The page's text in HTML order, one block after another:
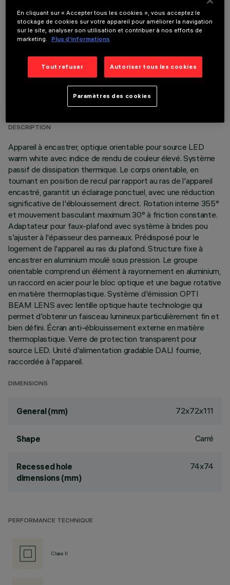
COMPOSANTS OPTIONNELS
DONNÉES TECHNIQUES
DESCRIPTION
Appareil à encastrer, optique orientable pour source LED
warm white avec indice de rendu de couleur élevé. Système
passif de dissipation thermique. Le corps orientable, en
tournant en position de recul par rapport au ras de l'appareil
encastré, garantit un éclairage ponctuel, avec une réduction
significative de l'éblouissement direct. Rotation interne 355°
et mouvement basculant maximum 30° à friction constante.
Adaptateur pour faux-plafond avec système à brides pou
s'ajuster à l'épaisseur des panneaux. Prédisposé pour le
logement de l'appareil au ras du plafond. Structure fixe à
encastrer en aluminium moulé sous pression. Le groupe
orientable comprend un élément à rayonnement en aluminium,
un raccord en acier pour le bloc optique et une bague rotative
en matière thermoplastique. Système d'émission OPTI
BEAM LENS avec lentille optique haute technologie qui
permet d'obtenir un faisceau lumineux particulièrement fin et
bien défini. Écran anti-éblouissement externe en matière
thermoplastique. Verre de protection transparent pour
source LED. Unité d'alimentation gradable DALI fournie,
raccordée à l'appareil.
DIMENSIONS
General (mm) 72x72x111
Shape Carré
Recessed hole
dimensions (mm)
74x74
PERFORMANCE TECHNIQUE
Class II
En cliquant sur « Accepter tous les cookies », vous acceptez le
stockage de cookies sur votre appareil pour améliorer la navigation
sur le site, analyser son utilisation et contribuer à nos efforts de
marketing.
Plus d’informations
Tout refuser Autoriser tous les cookies
Paramètres des cookies